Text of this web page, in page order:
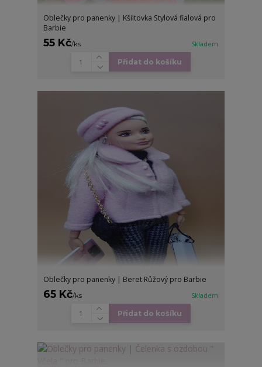
Oblečky pro panenky | Kšiltovka Stylová fialová pro
Barbie
55 Kč/ks Skladem
Přidat do košíku
Oblečky pro panenky | Beret Růžový pro Barbie
65 Kč/ks Skladem
Přidat do košíku